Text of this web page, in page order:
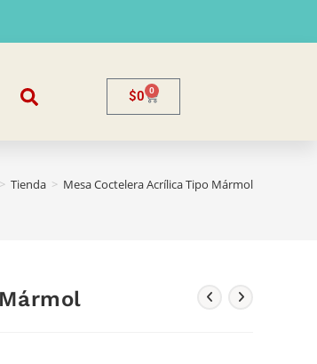
$0 0
> Tienda > Mesa Coctelera Acrílica Tipo Mármol